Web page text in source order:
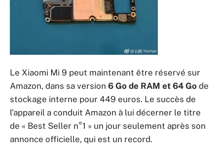
Le Xiaomi Mi 9 peut maintenant être réservé sur
Amazon, dans sa version 6 Go de RAM et 64 Go de
stockage interne pour 449 euros. Le succès de
l’appareil a conduit Amazon à lui décerner le titre
de « Best Seller n°1 » un jour seulement après son
annonce officielle, qui est un record.